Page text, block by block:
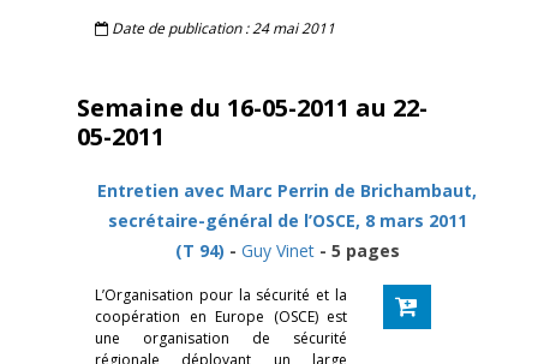
Date de publication : 24 mai 2011
Semaine du 16-05-2011 au 22-
05-2011
Entretien avec Marc Perrin de Brichambaut,
secrétaire-général de l’OSCE, 8 mars 2011
(T 94) - Guy Vinet- 5 pages
L’Organisation pour la sécurité et la
coopération en Europe (OSCE) est
une organisation de sécurité
régionale déployant un large